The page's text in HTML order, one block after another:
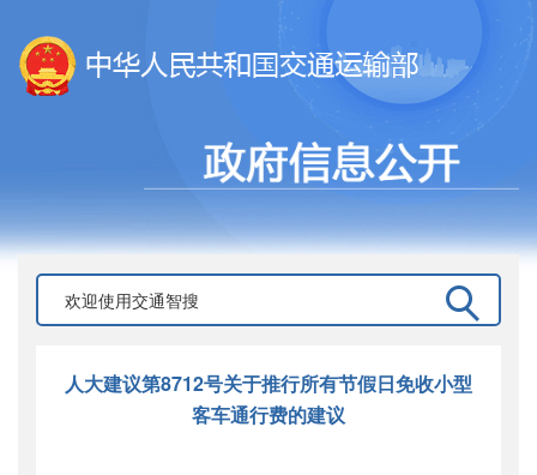
人大建议第8712号关于推行所有节假日免收小型
客车通行费的建议